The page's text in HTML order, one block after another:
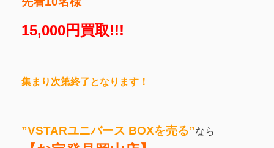
15,000円買取!!!
集まり次第終了となります！
”VSTARユニバース BOXを売る”なら